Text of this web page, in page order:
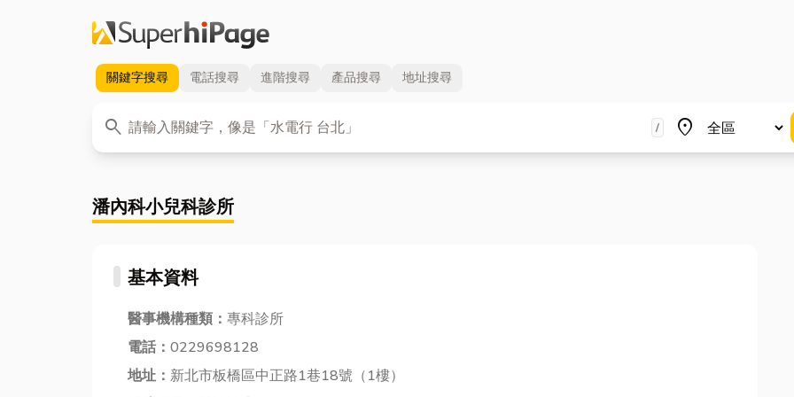
關鍵字搜尋 電話搜尋 進階搜尋 產品搜尋 地址搜尋
search
關鍵字 / place
地區
潘內科小兒科診所
基本資料
醫事機構種類： 專科診所
電話： 0229698128
地址： 新北市板橋區中正路1巷18號（1樓）